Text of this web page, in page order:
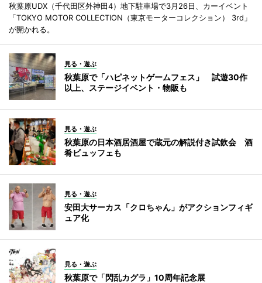
秋葉原UDX（千代田区外神田4）地下駐車場で3月26日、カーイベント
「TOKYO MOTOR COLLECTION（東京モーターコレクション） 3rd」
が開かれる。
見る・遊ぶ
秋葉原で「ハピネットゲームフェス」 試遊30作
以上、ステージイベント・物販も
見る・遊ぶ
秋葉原の日本酒居酒屋で蔵元の解説付き試飲会 酒
肴ビュッフェも
見る・遊ぶ
安田大サーカス「クロちゃん」がアクションフィギ
ュア化
見る・遊ぶ
秋葉原で「閃乱カグラ」10周年記念展